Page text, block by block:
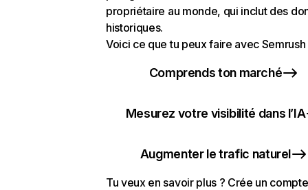
propriétaire au monde, qui inclut des
historiques.
Voici ce que tu peux faire avec Semrush
Comprends ton marché
Mesurez votre visibilité dans l’IA
Augmenter le trafic naturel
Tu veux en savoir plus ? Crée un compte